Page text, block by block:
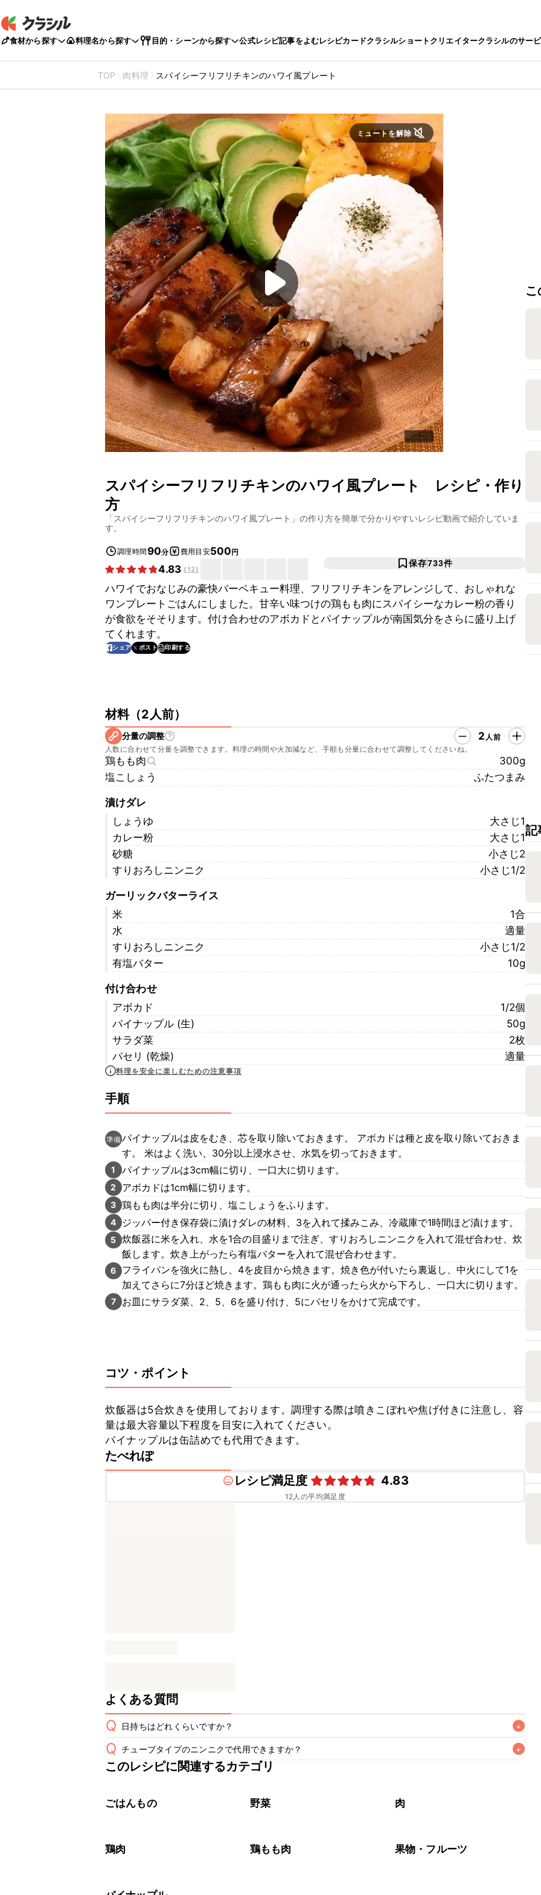
食材から探す 料理名から探す 目的・シーンから探す 公式レシピ記事をよむレシピカードクラシルショートクリエイタークラシルのサー
TOP 肉料理 スパイシーフリフリチキンのハワイ風プレート
ミュートを解除
スパイシーフリフリチキンのハワイ風プレート
レシピ・作り
方
「スパイシーフリフリチキンのハワイ風プレート 」の作り方を簡単で分かりやすいレシピ動画で紹介していま
す。
調理時間90分 費用目安500円
4.83 (12)
保存733件
ハワイでおなじみの豪快バーベキュー料理、フリフリチキンをアレンジして、おしゃれな
ワンプレートごはんにしました。甘辛い味つけの鶏もも肉にスパイシーなカレー粉の香り
が食欲をそそります。付け合わせのアボカドとパイナップルが南国気分をさらに盛り上げ
てくれます。
シェア ポスト 印刷する
材料（2人前）
分量の調整 2 人前
人数に合わせて分量を調整できます。料理の時間や火加減など、手順も分量に合わせて調整してくださいね。
鶏もも肉
300g
塩こしょう
ふたつまみ
漬けダレ
しょうゆ
大さじ1
カレー粉
大さじ1
砂糖
小さじ2
すりおろしニンニク
小さじ1/2
ガーリックバターライス
米
1合
水
適量
すりおろしニンニク
小さじ1/2
有塩バター
10g
付け合わせ
アボカド
1/2個
パイナップル (生)
50g
サラダ菜
2枚
パセリ (乾燥)
適量
料理を安全に楽しむための注意事項
手順
準備パイナップルは皮をむき、芯を取り除いておきます。 アボカドは種と皮を取り除いておきま
す。 米はよく洗い、30分以上浸水させ、水気を切っておきます。
1 パイナップルは3cm幅に切り、一口大に切ります。
2 アボカドは1cm幅に切ります。
3 鶏もも肉は半分に切り、塩こしょうをふります。
4 ジッパー付き保存袋に漬けダレの材料、3を入れて揉みこみ、冷蔵庫で1時間ほど漬けます。
5 炊飯器に米を入れ、水を1合の目盛りまで注ぎ、すりおろしニンニクを入れて混ぜ合わせ、炊
飯します。炊き上がったら有塩バターを入れて混ぜ合わせます。
6
フライパンを強火に熱し、4を皮目から焼きます。焼き色が付いたら裏返し、中火にして1を
加えてさらに7分ほど焼きます。鶏もも肉に火が通ったら火から下ろし、一口大に切ります。
7 お皿にサラダ菜、2、5、6を盛り付け、5にパセリをかけて完成です。
コツ・ポイント
炊飯器は5合炊きを使用しております。調理する際は噴きこぼれや焦げ付きに注意し、容
量は最大容量以下程度を目安に入れてください。
パイナップルは缶詰めでも代用できます。
たべれぽ
レシピ満足度
4.83
12人の平均満足度
よくある質問
Q 日持ちはどれくらいですか？ +
A
保存期間は冷蔵で当日中が目安です。なるべくお早めにお召し上がりください。
Q チューブタイプのニンニクで代用できますか？ +
チューブタイプのニンニクを使用してもお作りいただけます。レシピと同量を目安に加え、お好み
このレシピに関連するカテゴリ
ごはんもの 野菜 肉
鶏肉 鶏もも肉 果物・フルーツ
記